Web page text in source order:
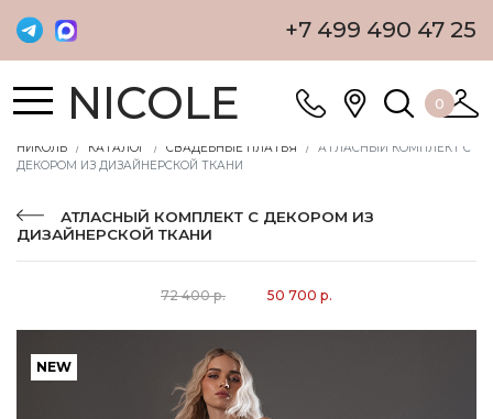
+7 499 490 47 25
NICOLE 0
НИКОЛЬ КАТАЛОГ СВАДЕБНЫЕ ПЛАТЬЯ
АТЛАСНЫЙ КОМПЛЕКТ C
ДЕКОРОМ ИЗ ДИЗАЙНЕРСКОЙ ТКАНИ
АТЛАСНЫЙ КОМПЛЕКТ C ДЕКОРОМ ИЗ
ДИЗАЙНЕРСКОЙ ТКАНИ
72 400 р. 50 700 р.
NEW